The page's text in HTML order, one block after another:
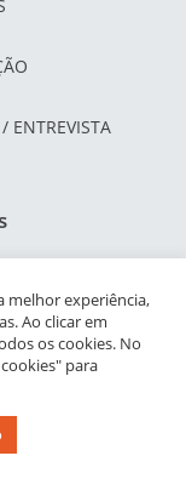
ENTREVISTA
melhor experiência,
Ao clicar em
os cookies. No
para